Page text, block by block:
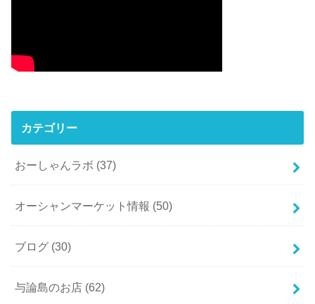
カテゴリー
おーしゃんラボ (37)
オーシャンマーケット情報 (50)
ブログ (30)
与論島のお店 (62)